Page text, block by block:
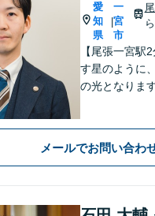
愛
知
県
|
一
宮
市
【尾張一宮駅
す星のように
の光となりま
ーズにも対応
メールでお問い合わ